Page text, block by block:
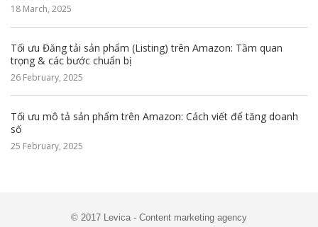
18 March, 2025
Tối ưu Đăng tải sản phẩm (Listing) trên Amazon: Tầm quan
trọng & các bước chuẩn bị
26 February, 2025
Tối ưu mô tả sản phẩm trên Amazon: Cách viết để tăng doanh
số
25 February, 2025
© 2017 Levica - Content marketing agency